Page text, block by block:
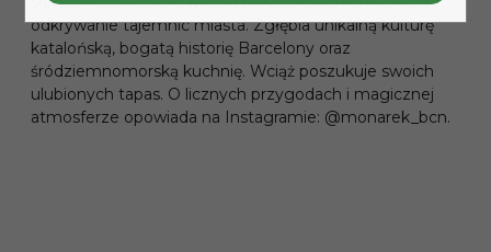
odkrywanie tajemnic miasta. Zgłębia unikalną kulturę
katalońską, bogatą historię Barcelony oraz
śródziemnomorską kuchnię. Wciąż poszukuje swoich
ulubionych tapas. O licznych przygodach i magicznej
atmosferze opowiada na Instagramie: @monarek_bcn.